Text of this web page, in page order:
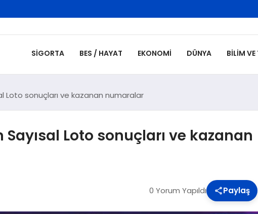
SIGORTA BES / HAYAT EKONOMI DÜNYA BILIM
Loto sonuçları ve kazanan numaralar
Sayısal Loto sonuçları ve kazanan
0 Yorum Yapıldı Paylaş